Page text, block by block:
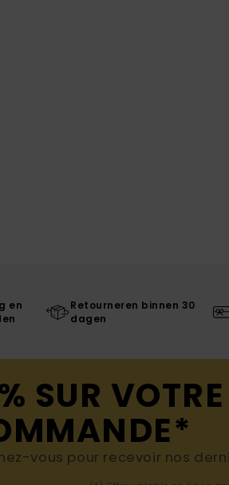
en
Retourneren binnen 30
dagen
SUR
vous pour recevoir nos